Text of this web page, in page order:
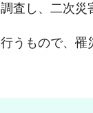
査し、二次
うもので、罹